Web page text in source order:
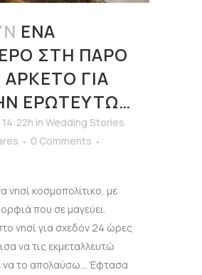
ΈΝΑ
ΣΤΗ ΠΆΡΟ
ΓΙΑ
ΕΡΩΤΕΥΤΏ…
in Wedding Stories
0 Comments
νησί κοσμοπολίτικο, με
που σε μαγεύει.
νησί για σχεδόν 24 ώρες
να τις εκμεταλλευτώ
να το απολαύσω… Έφτασα